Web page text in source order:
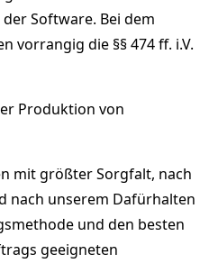
Software. Bei dem
vorrangig die §§ 474 ff. i.V.
Produktion von
mit größter Sorgfalt, nach
nach unserem Dafürhalten
und den besten
geeigneten